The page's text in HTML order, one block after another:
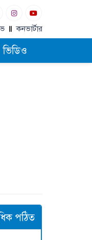
কনভার্টার
ভিডিও
পঠিত